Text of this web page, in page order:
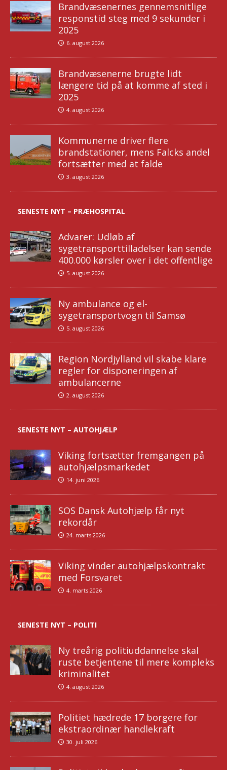
Brandvæsenernes gennemsnitlige
responstid steg med 9 sekunder i
2025
6. august 2026
Brandvæsenerne brugte lidt
længere tid på at komme af sted i
2025
4. august 2026
Kommunerne driver flere
brandstationer, mens Falcks andel
fortsætter med at falde
3. august 2026
SENESTE NYT – PRÆHOSPITAL
Advarer: Udløb af
sygetransporttilladelser kan sende
400.000 kørsler over i det offentlige
5. august 2026
Ny ambulance og el-
sygetransportvogn til Samsø
5. august 2026
Region Nordjylland vil skabe klare
regler for disponeringen af
ambulancerne
2. august 2026
SENESTE NYT – AUTOHJÆLP
Viking fortsætter fremgangen på
autohjælpsmarkedet
14. juni 2026
SOS Dansk Autohjælp får nyt
rekordår
24. marts 2026
Viking vinder autohjælpskontrakt
med Forsvaret
4. marts 2026
SENESTE NYT – POLITI
Ny treårig politiuddannelse skal
ruste betjentene til mere kompleks
kriminalitet
4. august 2026
Politiet hædrede 17 borgere for
ekstraordinær handlekraft
30. juli 2026